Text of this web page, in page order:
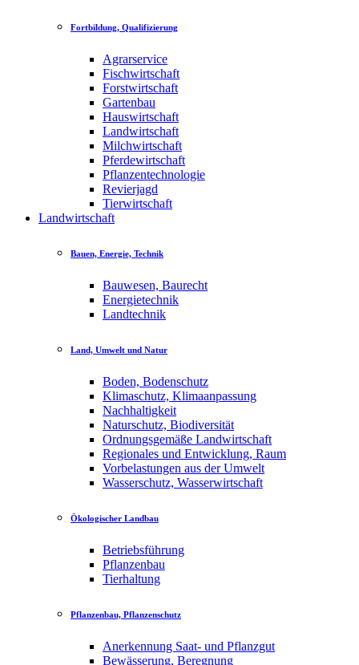
Fortbildung, Qualifizierung
Agrarservice
Fischwirtschaft
Forstwirtschaft
Gartenbau
Hauswirtschaft
Landwirtschaft
Milchwirtschaft
Pferdewirtschaft
Pflanzentechnologie
Revierjagd
Tierwirtschaft
Landwirtschaft
Bauen, Energie, Technik
Bauwesen, Baurecht
Energietechnik
Landtechnik
Land, Umwelt und Natur
Boden, Bodenschutz
Klimaschutz, Klimaanpassung
Nachhaltigkeit
Naturschutz, Biodiversität
Ordnungsgemäße Landwirtschaft
Regionales und Entwicklung, Raum
Vorbelastungen aus der Umwelt
Wasserschutz, Wasserwirtschaft
Ökologischer Landbau
Betriebsführung
Pflanzenbau
Tierhaltung
Pflanzenbau, Pflanzenschutz
Anerkennung Saat- und Pflanzgut
Bewässerung, Beregnung